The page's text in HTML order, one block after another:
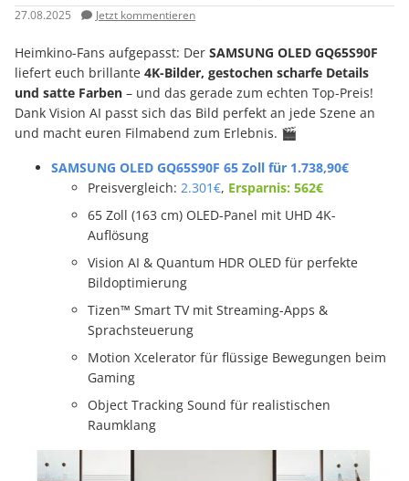
27.08.2025 Jetzt kommentieren
Heimkino-Fans aufgepasst: Der SAMSUNG OLED GQ65S90F
liefert euch brillante 4K-Bilder, gestochen scharfe Details
und satte Farben – und das gerade zum echten Top-Preis!
Dank Vision AI passt sich das Bild perfekt an jede Szene an
und macht euren Filmabend zum Erlebnis. 🎬
SAMSUNG OLED GQ65S90F 65 Zoll für 1.738,90€
Preisvergleich: 2.301€, Ersparnis: 562€
65 Zoll (163 cm) OLED-Panel mit UHD 4K-
Auflösung
Vision AI & Quantum HDR OLED für perfekte
Bildoptimierung
Tizen™ Smart TV mit Streaming-Apps &
Sprachsteuerung
Motion Xcelerator für flüssige Bewegungen beim
Gaming
Object Tracking Sound für realistischen
Raumklang